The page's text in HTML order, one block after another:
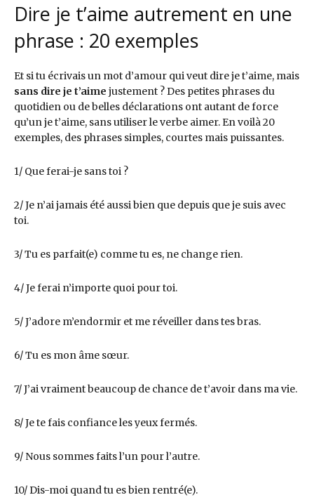
Dire je t’aime autrement en une
phrase : 20 exemples
Et si tu écrivais un mot d’amour qui veut dire je t’aime, mais
sans dire je t’aime justement ? Des petites phrases du
quotidien ou de belles déclarations ont autant de force
qu’un je t’aime, sans utiliser le verbe aimer. En voilà 20
exemples, des phrases simples, courtes mais puissantes.
1/ Que ferai-je sans toi ?
2/ Je n’ai jamais été aussi bien que depuis que je suis avec
toi.
3/ Tu es parfait(e) comme tu es, ne change rien.
4/ Je ferai n’importe quoi pour toi.
5/ J’adore m’endormir et me réveiller dans tes bras.
6/ Tu es mon âme sœur.
7/ J’ai vraiment beaucoup de chance de t’avoir dans ma vie.
8/ Je te fais confiance les yeux fermés.
9/ Nous sommes faits l’un pour l’autre.
10/ Dis-moi quand tu es bien rentré(e).